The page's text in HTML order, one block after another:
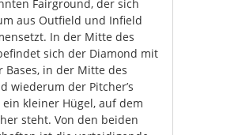
Fairground, der sich
aus Outfield und Infield
In der Mitte des
sich der Diamond mit
Bases, in der Mitte des
wiederum der Pitcher’s
ein kleiner Hügel, auf dem
steht. Von den beiden